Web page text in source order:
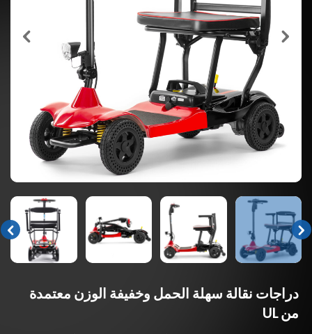
دراجات نقالة سهلة الحمل وخفيفة الوزن معتمدة
منUL